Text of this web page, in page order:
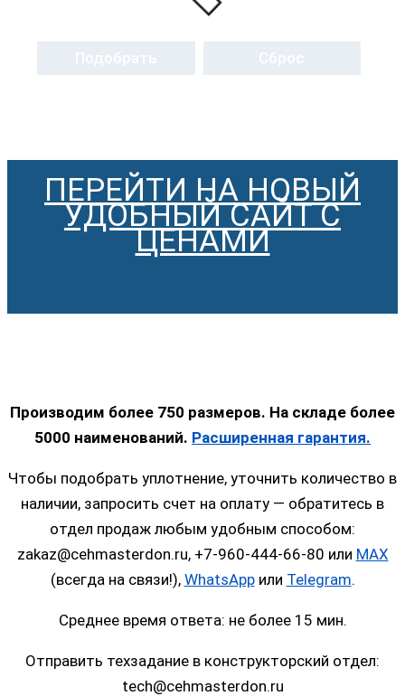
ПЕРЕЙТИ НА НОВЫЙ
УДОБНЫЙ САЙТ С
ЦЕНАМИ
Производим более 750 размеров. На складе более
5000 наименований. Расширенная гарантия.
Чтобы подобрать уплотнение, уточнить количество в
наличии, запросить счет на оплату — обратитесь в
отдел продаж любым удобным способом:
zakaz@cehmasterdon.ru, +7-960-444-66-80 или MAX
(всегда на связи!), WhatsAppили Telegram.
Среднее время ответа: не более 15 мин.
Отправить техзадание в конструкторский отдел:
tech@cehmasterdon.ru